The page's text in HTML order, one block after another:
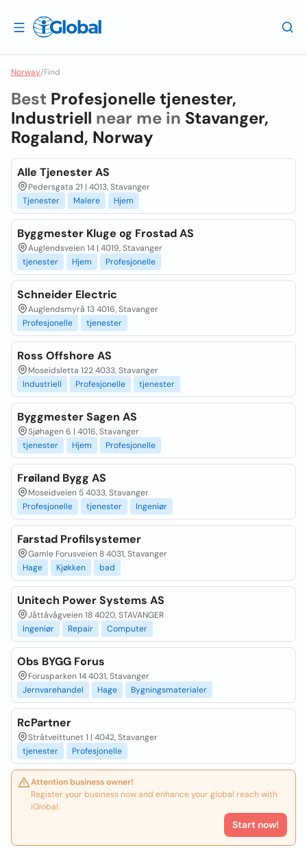
Norway/Find
Best Profesjonelle tjenester,
Industriell near me in Stavanger,
Rogaland, Norway
Alle Tjenester AS
Pedersgata 21 | 4013, Stavanger
Tjenester
Malere Hjem
Byggmester Kluge og Frostad AS
Auglendsveien 14 | 4019, Stavanger
tjenester
Hjem Profesjonelle
Schneider Electric
Auglendsmyrå 13 4016, Stavanger
Profesjonelle
tjenester
Ross Offshore AS
Moseidsletta 122 4033, Stavanger
Industriell
Profesjonelle tjenester
Byggmester Sagen AS
Sjøhagen 6 | 4016, Stavanger
tjenester
Hjem Profesjonelle
Frøiland Bygg AS
Moseidveien 5 4033, Stavanger
Profesjonelle
tjenester Ingeniør
Farstad Profilsystemer
Gamle Forusveien 8 4031, Stavanger
Hage
Kjøkken bad
Unitech Power Systems AS
Jåttåvågveien 18 4020, STAVANGER
Ingeniør
Repair Computer
Obs BYGG Forus
Forusparken 14 4031, Stavanger
Jernvarehandel
Hage Bygningsmaterialer
RcPartner
Stråtveittunet 1 | 4042, Stavanger
tjenester
Profesjonelle
Attention business owner!
Register your business now and enhance your global reach with
iGlobal.
Start now!